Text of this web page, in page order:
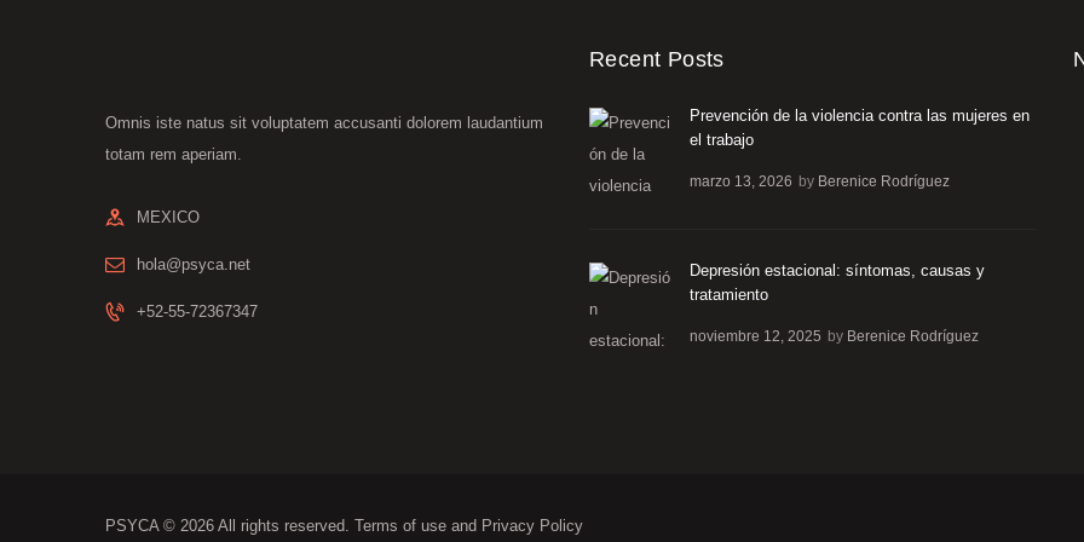
Omnis iste natus sit voluptatem accusanti dolorem laudantium
totam rem aperiam.
MEXICO
hola@psyca.net
+52-55-72367347
Recent Posts
Prevención de la violencia contra las mujeres en
el trabajo
marzo 13, 2026 by Berenice Rodríguez
Depresión estacional: síntomas, causas y
tratamiento
noviembre 12, 2025 by Berenice Rodríguez
PSYCA © 2026 All rights reserved. Terms of use and Privacy Policy